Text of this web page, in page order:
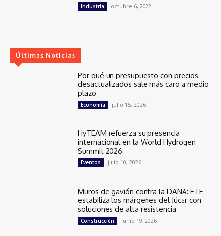
Industria octubre 6, 2022
Últimas Noticias
Por qué un presupuesto con precios
desactualizados sale más caro a medio
plazo
Economía julio 15, 2026
HyTEAM refuerza su presencia
internacional en la World Hydrogen
Summit 2026
Eventos julio 10, 2026
Muros de gavión contra la DANA: ETF
estabiliza los márgenes del Júcar con
soluciones de alta resistencia
Construcción junio 19, 2026